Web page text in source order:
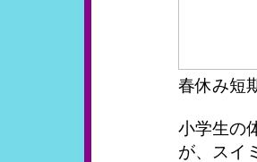
春休み短
小学生の
が、スイ